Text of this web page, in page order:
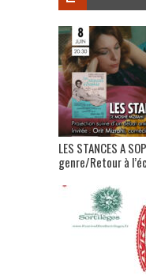
LES STANCES A
genre/Retour à